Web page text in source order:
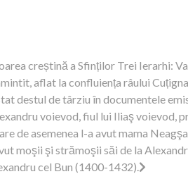
creștină a Sfinților Trei
aflat la confluiența râului
destul de târziu în documentele
voievod, fiul lui Iliaş voievod,
de asemenea l-a avut mama
moşii şi strămoşii săi de la
cel Bun (1400-1432).